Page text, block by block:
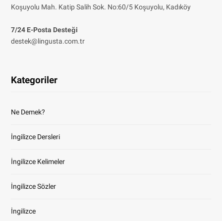
Koşuyolu Mah. Katip Salih Sok. No:60/5 Koşuyolu, Kadıköy
7/24 E-Posta Desteği
destek@lingusta.com.tr
Kategoriler
Ne Demek?
İngilizce Dersleri
İngilizce Kelimeler
İngilizce Sözler
İngilizce